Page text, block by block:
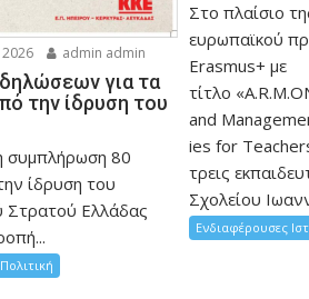
admin admin
για τα
την ίδρυση του
συμπλήρωση 80
ίδρυση του
Στρατού Ελλάδας
Πολιτική
Στο πλαίσιο
ευρωπαϊκού
Erasmus+ με
τίτλο
and
ies for
τρεις
Σχολείου
Ενδιαφέρουσες